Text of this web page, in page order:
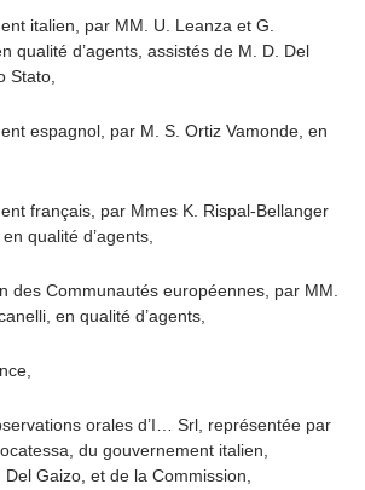
italien, par MM. U. Leanza et G.
qualité d’agents, assistés de M. D. Del
Stato,
espagnol, par M. S. Ortiz Vamonde, en
français, par Mmes K. Rispal-Bellanger
qualité d’agents,
des Communautés européennes, par MM.
en qualité d’agents,
orales d’I… Srl, représentée par
du gouvernement italien,
Gaizo, et de la Commission,